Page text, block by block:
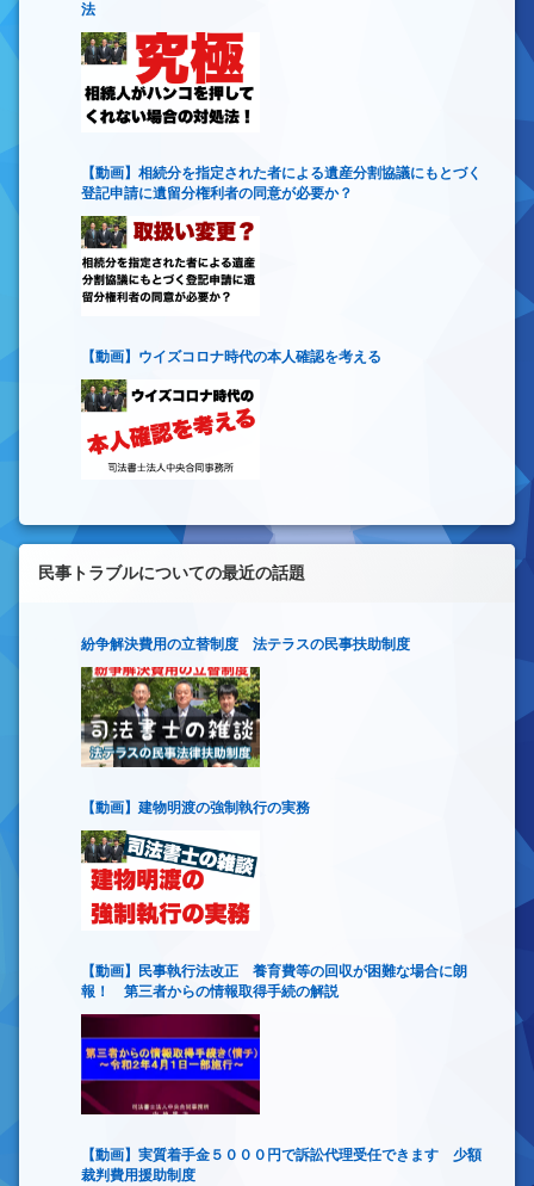
法
【動画】相続分を指定された者による遺産分割協議にもとづく
登記申請に遺留分権利者の同意が必要か？
【動画】ウイズコロナ時代の本人確認を考える
民事トラブルについての最近の話題
紛争解決費用の立替制度 法テラスの民事扶助制度
【動画】建物明渡の強制執行の実務
【動画】民事執行法改正 養育費等の回収が困難な場合に朗
報！ 第三者からの情報取得手続の解説
【動画】実質着手金５０００円で訴訟代理受任できます 少額
裁判費用援助制度